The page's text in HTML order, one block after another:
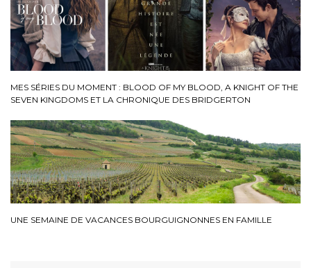
MES SÉRIES DU MOMENT : BLOOD OF MY BLOOD, A KNIGHT OF THE
SEVEN KINGDOMS ET LA CHRONIQUE DES BRIDGERTON
UNE SEMAINE DE VACANCES BOURGUIGNONNES EN FAMILLE